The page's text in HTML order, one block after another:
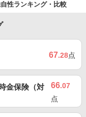
性ランキング・比較
67.28点
金保険（対
66.07
点